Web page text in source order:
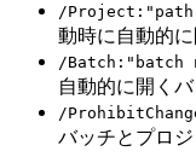
/
動時に自動的
/Batch:"batch
自動的に開く
/
バッチとプロ